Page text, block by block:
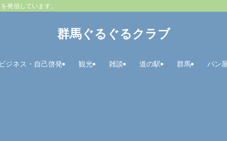
発信しています。
群馬ぐるぐるクラブ
ジネス・自己啓発 観光 雑談 道の駅 群馬 パン